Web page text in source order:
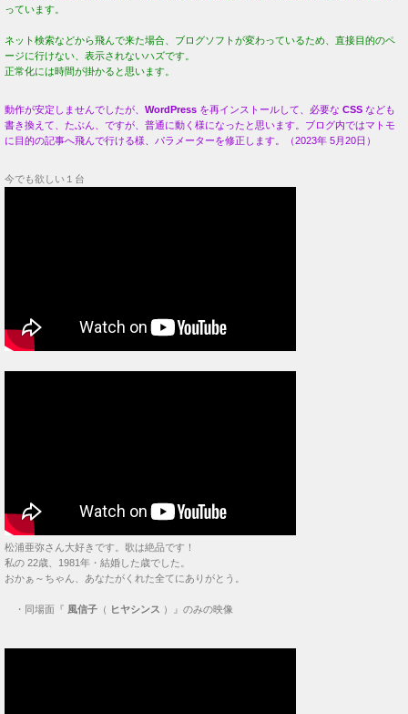
っています。
ネット検索などから飛んで来た場合、ブログソフトが変わっているため、直接目的のペ
ージに行けない、表示されないハズです。
正常化には時間が掛かると思います。
動作が安定しませんでしたが、 WordPress を再インストールして、必要な CSS なども
書き換えて、たぶん、ですが、普通に動く様になったと思います。ブログ内ではマトモ
に目的の記事へ飛んで行ける様、パラメーターを修正します。（2023年 5月20日）
今でも欲しい１台
松浦亜弥さん大好きです。歌は絶品です！
私の 22歳、1981年・結婚した歳でした。
おかぁ～ちゃん、あなたがくれた全てにありがとう。
・ 同場面『 風信子 （ ヒヤシンス ）』のみの映像